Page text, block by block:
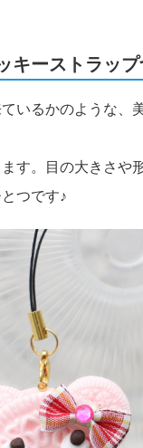
ーストラップ
いるかのような、
す。目の大きさや
つです♪